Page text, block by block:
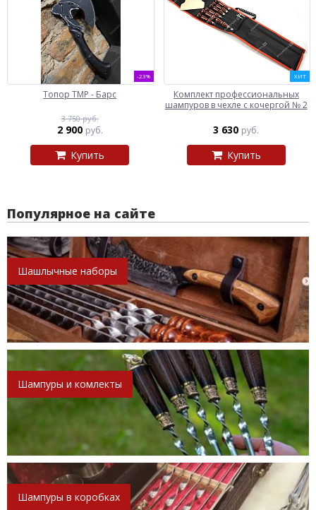
-23%
Топор ТМР - Барс
3 750 руб.
2 900 руб.
Купить
ХИТ
Комплект профессиональных
шампуров в чехле с кочергой № 2
3 630 руб.
Купить
Популярное на сайте
Шашлычные наборы
Шампуры и комлекты
Шампуры в коробках